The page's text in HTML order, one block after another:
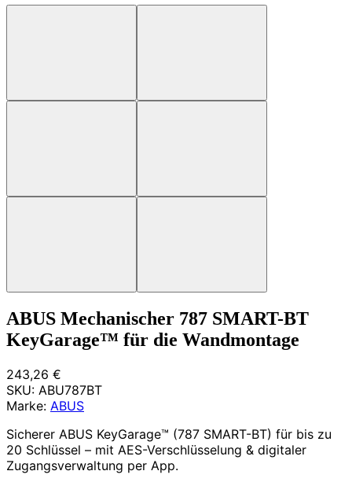
ABUS Mechanischer 787 SMART-BT
KeyGarage™ für die Wandmontage
243,26 €
SKU: ABU787BT
Marke: ABUS
Sicherer ABUS KeyGarage™ (787 SMART-BT) für bis zu
20 Schlüssel – mit AES-Verschlüsselung & digitaler
Zugangsverwaltung per App.